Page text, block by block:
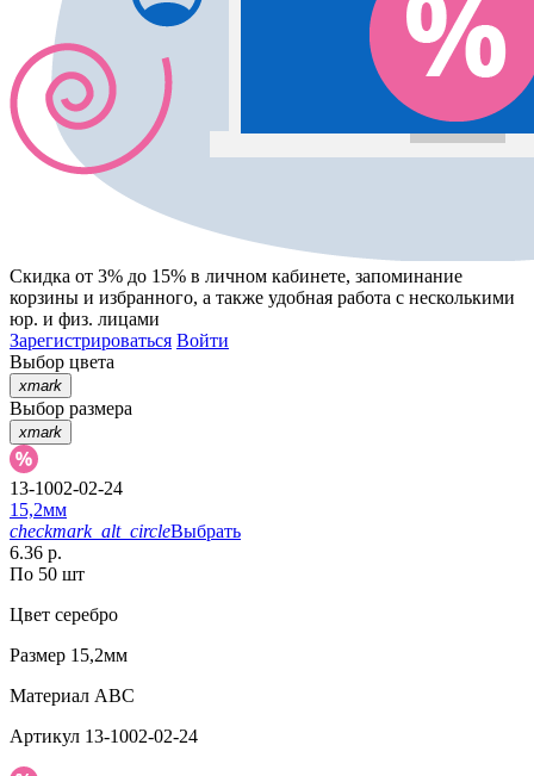
Скидка от 3% до 15% в личном кабинете, запоминание
корзины и избранного, а также удобная работа с несколькими
юр. и физ. лицами
Зарегистрироваться Войти
Выбор цвета
xmark
Выбор размера
xmark
13-1002-02-24
15,2мм
checkmark_alt_circleВыбрать
6.36 р.
По 50 шт
Цвет серебро
Размер 15,2мм
Материал АВС
Артикул 13-1002-02-24